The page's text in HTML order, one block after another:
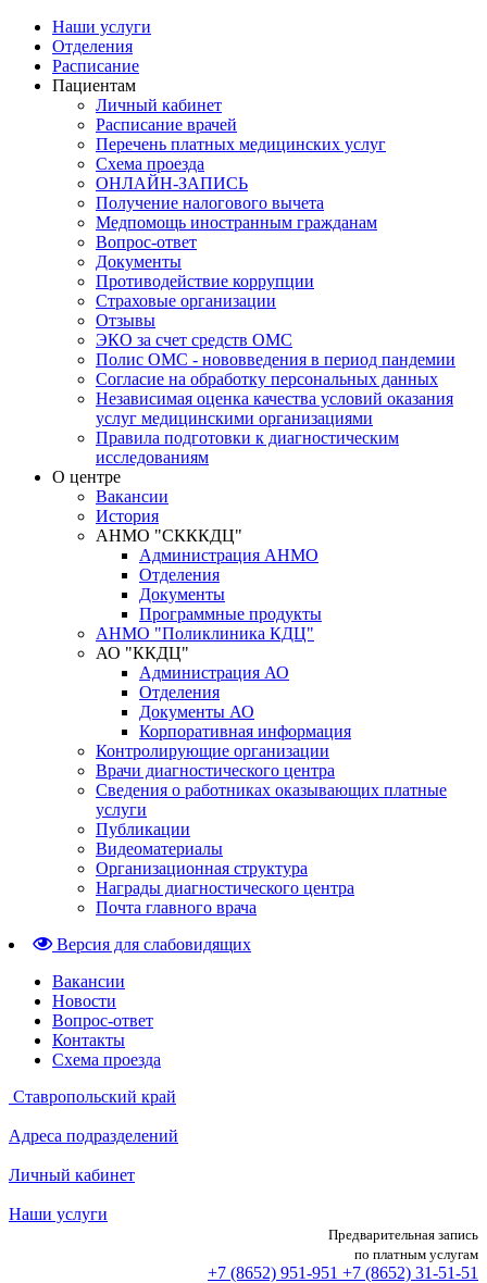
Наши услуги
Отделения
Расписание
Пациентам
Личный кабинет
Расписание врачей
Перечень платных медицинских услуг
Схема проезда
ОНЛАЙН-ЗАПИСЬ
Получение налогового вычета
Медпомощь иностранным гражданам
Вопрос-ответ
Документы
Противодействие коррупции
Страховые организации
Отзывы
ЭКО за счет средств ОМС
Полис ОМС - нововведения в период пандемии
Согласие на обработку персональных данных
Независимая оценка качества условий оказания
услуг медицинскими организациями
Правила подготовки к диагностическим
исследованиям
О центре
Вакансии
История
АНМО "СКККДЦ"
Администрация АНМО
Отделения
Документы
Программные продукты
АНМО "Поликлиника КДЦ"
АО "ККДЦ"
Администрация АО
Отделения
Документы АО
Корпоративная информация
Контролирующие организации
Врачи диагностического центра
Сведения о работниках оказывающих платные
услуги
Публикации
Видеоматериалы
Организационная структура
Награды диагностического центра
Почта главного врача
Версия для слабовидящих
Вакансии
Новости
Вопрос-ответ
Контакты
Схема проезда
Ставропольский край
Адреса подразделений
Личный кабинет
Наши услуги
Предварительная запись
по платным услугам
+7 (8652) 951-951 +7 (8652) 31-51-51